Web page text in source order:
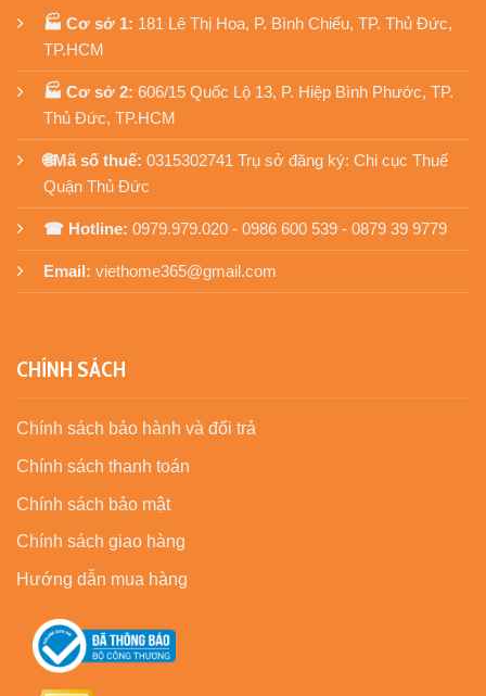
🏭 Cơ sở 1: 181 Lê Thị Hoa, P. Bình Chiểu, TP. Thủ Đức,
TP.HCM
🏭 Cơ sở 2: 606/15 Quốc Lộ 13, P. Hiệp Bình Phước, TP.
Thủ Đức, TP.HCM
🌐Mã số thuế: 0315302741 Trụ sở đăng ký: Chi cục Thuế
Quận Thủ Đức
☎ Hotline: 0979.979.020 - 0986 600 539 - 0879 39 9779
Email: viethome365@gmail.com
CHÍNH SÁCH
Chính sách bảo hành và đổi trả
Chính sách thanh toán
Chính sách bảo mật
Chính sách giao hàng
Hướng dẫn mua hàng